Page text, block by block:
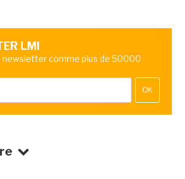
LMI
newsletter comme plus de 50000
OK